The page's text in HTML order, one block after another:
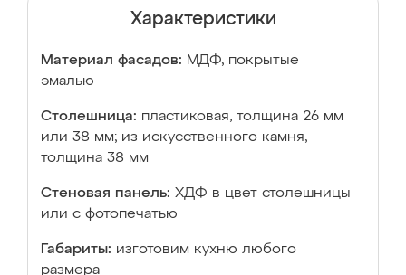
Характеристики
Материал фасадов: МДФ, покрытые
эмалью
Столешница: пластиковая, толщина 26 мм
или 38 мм; из искусственного камня,
толщина 38 мм
Стеновая панель: ХДФ в цвет столешницы
или с фотопечатью
Габариты: изготовим кухню любого
размера